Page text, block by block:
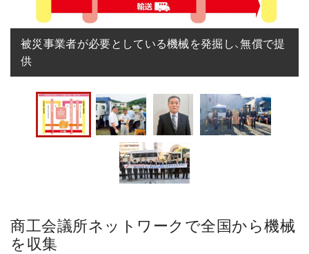
被災事業者が必要としている機械を発掘し、無償で提
供
商工会議所ネットワークで全国から機械
を収集